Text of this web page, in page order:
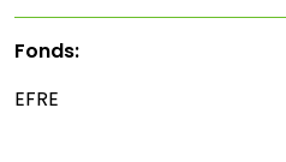
Fonds:
EFRE